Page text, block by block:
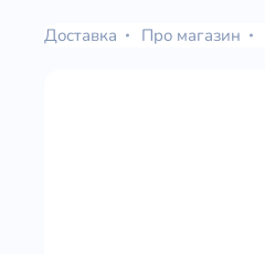
Доставка Про магазин